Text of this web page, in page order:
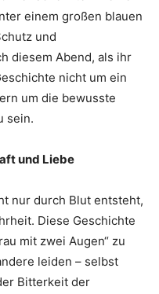
einem großen blauen
und
diesem Abend, als ihr
nicht um ein
um die bewusste
sein.
und Liebe
nur durch Blut entsteht,
Diese Geschichte
mit zwei Augen“ zu
leiden – selbst
Bitterkeit der